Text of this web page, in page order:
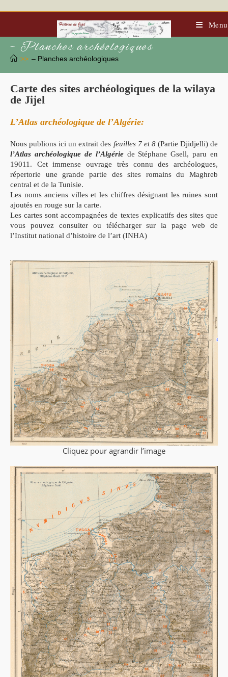
Menu
– Planches archéologiques
>> – Planches archéologiques
Carte des sites archéologiques de la wilaya
de Jijel
L’Atlas archéologique de l’Algérie:
Nous publions ici un extrait des feuilles 7 et 8(Partie Djidjelli) de
l’Atlas archéologique de l’Algériede Stéphane Gsell, paru en
19011. Cet immense ouvrage très connu des archéologues,
répertorie une grande partie des sites romains du Maghreb
central et de la Tunisie.
Les noms anciens villes et les chiffres désignant les ruines sont
ajoutés en rouge sur la carte.
Les cartes sont accompagnées de textes explicatifs des sites que
vous pouvez consulter ou télécharger sur la page web de
l’Institut national d’histoire de l’art (INHA)
Cliquez pour agrandir l’image